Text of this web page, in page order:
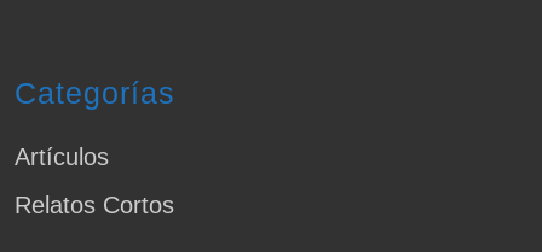
Categorías
Artículos
Relatos Cortos